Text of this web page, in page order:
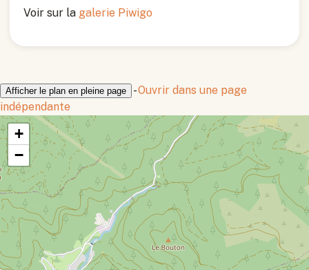
Voir sur la galerie Piwigo
Afficher le plan en pleine page -Ouvrir dans une page
indépendante